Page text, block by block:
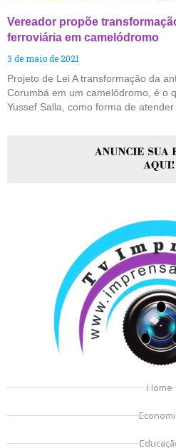
Vereador propõe
ferroviária em camelódromo
3 de maio de 2021
Projeto de Lei A transformação da
Corumbá em um camelódromo, é o
Yussef Salla, como forma de
Home